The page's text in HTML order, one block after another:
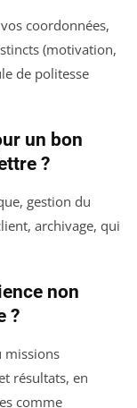
coordonnées,
(motivation,
de politesse
un bon
?
gestion du
archivage, qui
non
?
missions
résultats, en
comme